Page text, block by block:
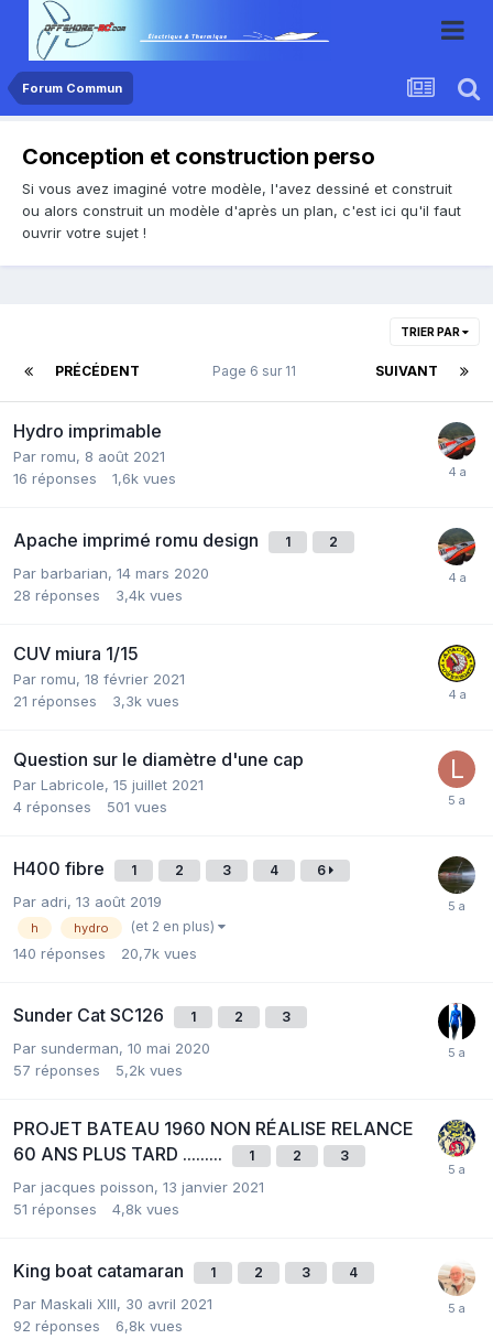
Forum Commun
Conception et construction perso
Si vous avez imaginé votre modèle, l'avez dessiné et construit
ou alors construit un modèle d'après un plan, c'est ici qu'il faut
ouvrir votre sujet !
TRIER PAR
PRÉCÉDENT SUIVANT
Page 6 sur 11
Hydro imprimable
Par romu, 8 août 2021
16 réponses 1,6k vues
Apache imprimé romu design 1 2
Par barbarian, 14 mars 2020
28 réponses 3,4k vues
CUV miura 1/15
Par romu, 18 février 2021
21 réponses 3,3k vues
Question sur le diamètre d'une cap
Par Labricole, 15 juillet 2021
4 réponses 501 vues
H400 fibre 1 2 3 4 6
Par adri, 13 août 2019
h hydro (et 2 en plus)
140 réponses 20,7k vues
Sunder Cat SC126 1 2 3
Par sunderman, 10 mai 2020
57 réponses 5,2k vues
PROJET BATEAU 1960 NON RÉALISE RELANCE
60 ANS PLUS TARD .........
1 2 3
Par jacques poisson, 13 janvier 2021
51 réponses 4,8k vues
King boat catamaran 1 2 3 4
Par Maskali XIII, 30 avril 2021
92 réponses 6,8k vues